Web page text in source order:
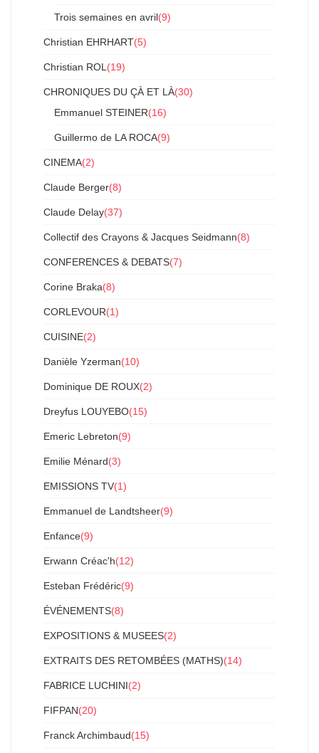
Trois semaines en avril(9)
Christian EHRHART(5)
Christian ROL (19)
CHRONIQUES DU ÇÀ ET LÀ(30)
Emmanuel STEINER(16)
Guillermo de LA ROCA(9)
CINEMA(2)
Claude Berger(8)
Claude Delay(37)
Collectif des Crayons & Jacques Seidmann(8)
CONFERENCES & DEBATS(7)
Corine Braka(8)
CORLEVOUR(1)
CUISINE(2)
Danièle Yzerman(10)
Dominique DE ROUX(2)
Dreyfus LOUYEBO(15)
Emeric Lebreton(9)
Emilie Ménard(3)
EMISSIONS TV(1)
Emmanuel de Landtsheer(9)
Enfance(9)
Erwann Créac'h(12)
Esteban Frédéric(9)
ÉVÉNEMENTS(8)
EXPOSITIONS & MUSEES(2)
EXTRAITS DES RETOMBÉES (MATHS)(14)
FABRICE LUCHINI(2)
FIFPAN(20)
Franck Archimbaud(15)